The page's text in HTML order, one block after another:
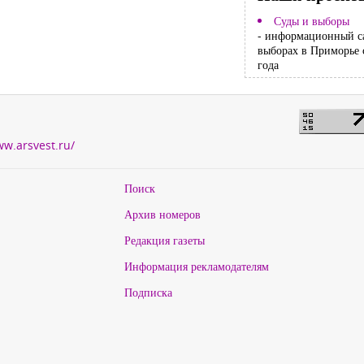
Суды и выборы
- информационный
выборах в Приморье
года
Поиск
Архив номеров
Редакция газеты
Информация рекламодателям
Подписка